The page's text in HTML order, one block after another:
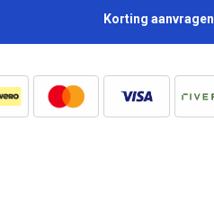
Korting aanvragen